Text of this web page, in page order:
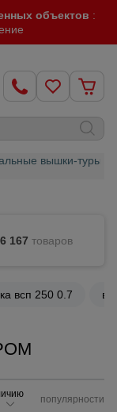
объектов :
вышки-туры
6 167 товаров
всп 250 0.7
популярности